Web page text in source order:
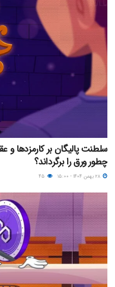
سلطنت پالیگان بر کارمزدها و
چطور ورق را برگرداند؟